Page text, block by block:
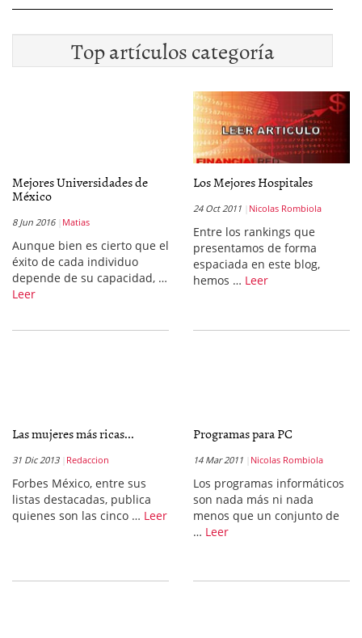
Top artículos categoría
Mejores Universidades de
México
8 Jun 2016 Matias
Aunque bien es cierto que el
éxito de cada individuo
depende de su capacidad, …
Leer
Los Mejores Hospitales
24 Oct 2011 Nicolas Rombiola
Entre los rankings que
presentamos de forma
espaciada en este blog,
hemos … Leer
Las mujeres más ricas...
31 Dic 2013 Redaccion
Forbes México, entre sus
listas destacadas, publica
quienes son las cinco … Leer
Programas para PC
14 Mar 2011 Nicolas Rombiola
Los programas informáticos
son nada más ni nada
menos que un conjunto de
… Leer